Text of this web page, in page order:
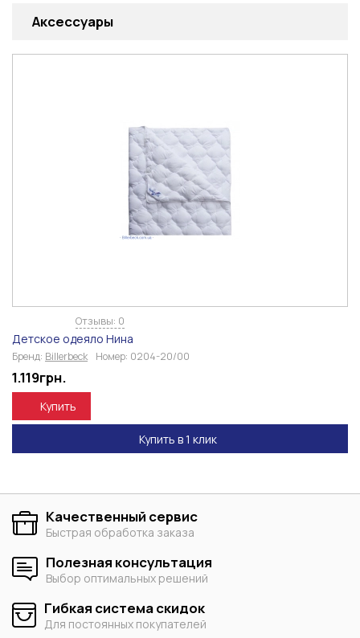
Аксессуары
Отзывы: 0
Детское одеяло Нина
Бренд: Billerbeck Номер: 0204-20/00
1.119грн.
Купить
Купить в 1 клик
Качественный сервис
Быстрая обработка заказа
Полезная консультация
Выбор оптимальных решений
Гибкая система скидок
Для постоянных покупателей